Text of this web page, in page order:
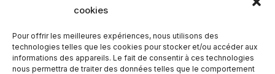
cookies
Pour offrir les meilleures expériences, nous utilisons des
technologies telles que les cookies pour stocker et/ou accéder aux
informations des appareils. Le fait de consentir à ces technologies
nous permettra de traiter des données telles que le comportement